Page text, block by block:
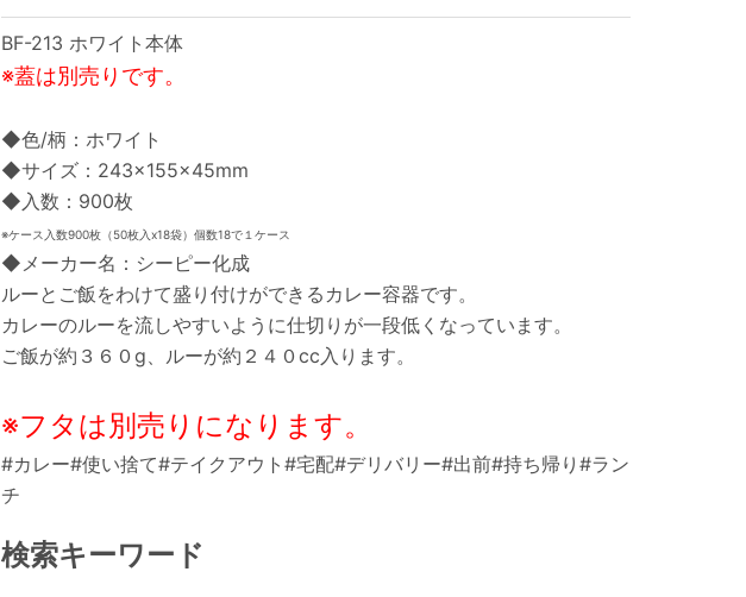
BF-213 ホワイト本体
※蓋は別売りです。
◆色/柄：ホワイト
◆サイズ：243×155×45mm
◆入数：900枚
※ケース入数900枚（50枚入x18袋）個数18で１ケース
◆メーカー名：シーピー化成
ルーとご飯をわけて盛り付けができるカレー容器です。
カレーのルーを流しやすいように仕切りが一段低くなっています。
ご飯が約３６０g、ルーが約２４０cc入ります。
※フタは別売りになります。
#カレー#使い捨て#テイクアウト#宅配#デリバリー#出前#持ち帰り#ラン
チ
検索キーワード